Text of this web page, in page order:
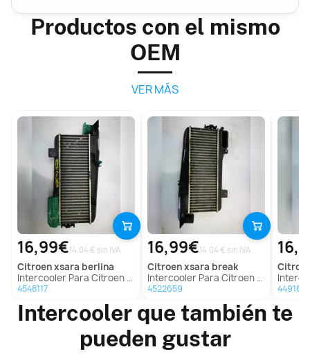
Productos con el mismo
OEM
VER MÁS
16,99€14.04 € sin IVA
citroenxsara berlina
Intercooler Para Citroen Xsara Berlina
4548117
16,99€14.04 € sin IVA
citroenxsara break
Intercooler Para Citroen Xsara Break
4522659 4491687
Intercooler que también te
pueden gustar